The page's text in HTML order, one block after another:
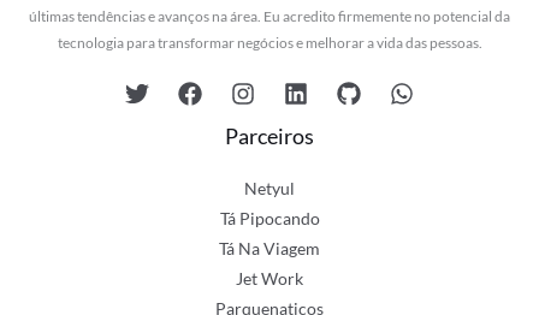
últimas tendências e avanços na área. Eu acredito firmemente no potencial da
tecnologia para transformar negócios e melhorar a vida das pessoas.
Parceiros
Netyul
Tá Pipocando
Tá Na Viagem
Jet Work
Parquenaticos